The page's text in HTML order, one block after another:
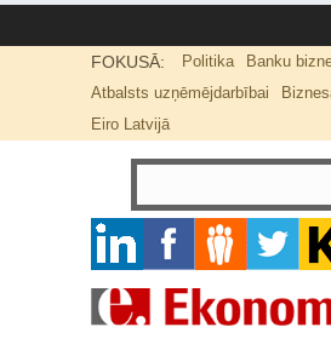
FOKUSĀ: Politika
Banku
Atbalsts uzņēmējdarbībai
Eiro Latvijā